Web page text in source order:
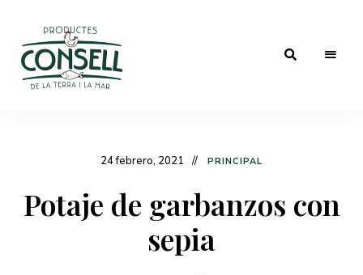
de
Granja
24 febrero, 2021 PRINCIPAL
Potaje de garbanzos con
sepia